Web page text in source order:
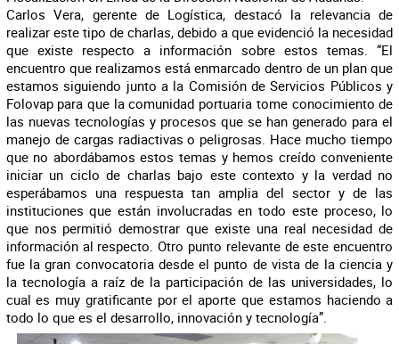
Carlos Vera, gerente de Logística, destacó la relevancia de
realizar este tipo de charlas, debido a que evidenció la necesidad
que existe respecto a información sobre estos temas. “El
encuentro que realizamos está enmarcado dentro de un plan que
estamos siguiendo junto a la Comisión de Servicios Públicos y
Folovap para que la comunidad portuaria tome conocimiento de
las nuevas tecnologías y procesos que se han generado para el
manejo de cargas radiactivas o peligrosas. Hace mucho tiempo
que no abordábamos estos temas y hemos creído conveniente
iniciar un ciclo de charlas bajo este contexto y la verdad no
esperábamos una respuesta tan amplia del sector y de las
instituciones que están involucradas en todo este proceso, lo
que nos permitió demostrar que existe una real necesidad de
información al respecto. Otro punto relevante de este encuentro
fue la gran convocatoria desde el punto de vista de la ciencia y
la tecnología a raíz de la participación de las universidades, lo
cual es muy gratificante por el aporte que estamos haciendo a
todo lo que es el desarrollo, innovación y tecnología”.